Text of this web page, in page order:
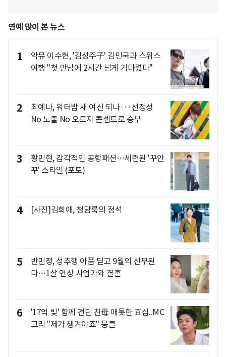
연예 많이 본 뉴스
1
악뮤 이수현, '김성주子' 김민국과 스위스
여행 "첫 만남에 2시간 넘게 기다렸다"
2
최예나, 워터밤 새 여신 되나···선정성
No 노출 No 오로지 콘셉트로 승부
3
황민현, 감각적인 공항패션…세련된 '꾸안
꾸' 스타일 (포토)
4 [사진]김희애, 청담룩의 정석
5
반민정, 성추행 아픔 딛고 9월의 신부된
다…1살 연상 사업가와 결혼
6
'17억 빚' 함께 견딘 친母 애틋한 효심..MC
그리 "제가 챙겨야죠" 뭉클